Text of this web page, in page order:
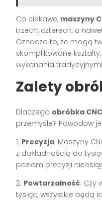
Co ciekawe, maszyny
trzech, czterech, a
Oznacza to, że mogą
skomplikowane
wykonania
Zalety
Dlaczego obróbka CNC
przemyśle? Powodów
1. Precyzja: Maszyny
z dokładnością do
poziom precyzji
2. Powtarzalność: Czy
tysiąc, wszystkie będą